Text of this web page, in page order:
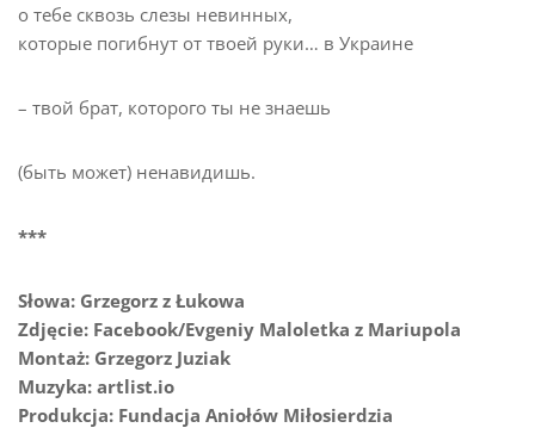
о тебе сквозь слезы невинных,
которые погибнут от твоей руки… в Украине
– твой брат, которого ты не знаешь
(быть может) ненавидишь.
***
Słowa: Grzegorz z Łukowa
Zdjęcie: Facebook/Evgeniy Maloletka z Mariupola
Montaż: Grzegorz Juziak
Muzyka: artlist.io
Produkcja: Fundacja Aniołów Miłosierdzia